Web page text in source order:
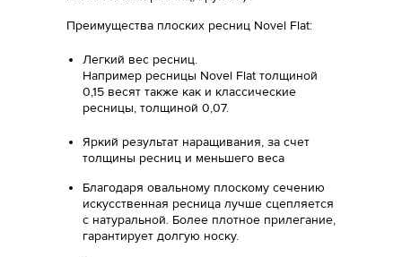
Преимущества плоских ресниц Novel Flat:
Легкий вес ресниц.
Например ресницы Novel Flat толщиной
0,15 весят также как и классические
ресницы, толщиной 0,07.
Яркий результат наращивания, за счет
толщины ресниц и меньшего веса
Благодаря овальному плоскому сечению
искусственная ресница лучше сцепляется
с натуральной. Более плотное прилегание,
гарантирует долгую носку.